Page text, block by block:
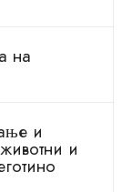
на
и
и